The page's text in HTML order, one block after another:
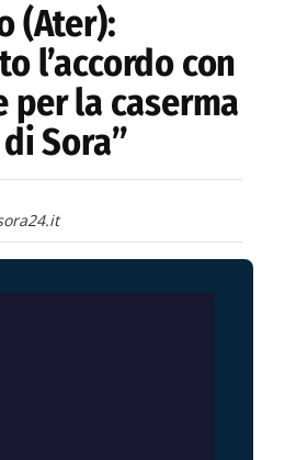
(Ater):
l’accordo con
per la caserma
Sora”